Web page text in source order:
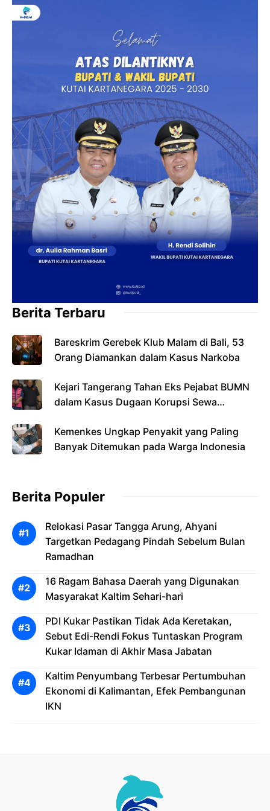
Berita Terbaru
Bareskrim Gerebek Klub Malam di Bali, 53
Orang Diamankan dalam Kasus Narkoba
Kejari Tangerang Tahan Eks Pejabat BUMN
dalam Kasus Dugaan Korupsi Sewa
Kemenkes Ungkap Penyakit yang Paling
Banyak Ditemukan pada Warga Indonesia
Berita Populer
Relokasi Pasar Tangga Arung, Ahyani
Targetkan Pedagang Pindah Sebelum Bulan
Ramadhan
16 Ragam Bahasa Daerah yang Digunakan
Masyarakat Kaltim Sehari-hari
PDI Kukar Pastikan Tidak Ada Keretakan,
Sebut Edi-Rendi Fokus Tuntaskan Program
Kukar Idaman di Akhir Masa Jabatan
Kaltim Penyumbang Terbesar Pertumbuhan
Ekonomi di Kalimantan, Efek Pembangunan
IKN